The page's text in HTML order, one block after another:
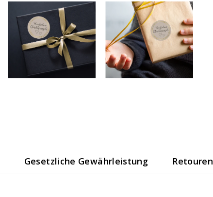
Gesetzliche Gewährleistung Retouren